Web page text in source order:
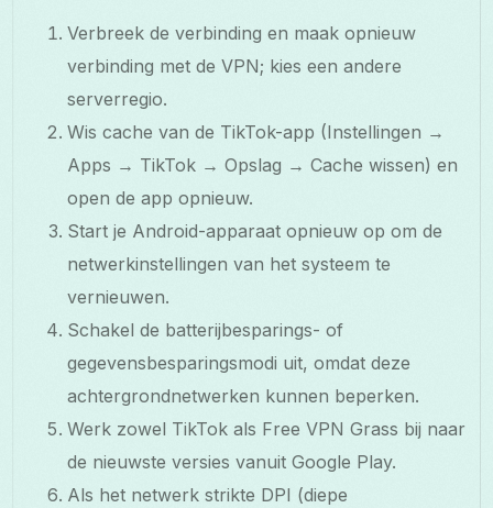
Verbreek de verbinding en maak opnieuw
verbinding met de VPN; kies een andere
serverregio.
Wis cache van de TikTok-app (Instellingen →
Apps → TikTok → Opslag → Cache wissen) en
open de app opnieuw.
Start je Android-apparaat opnieuw op om de
netwerkinstellingen van het systeem te
vernieuwen.
Schakel de batterijbesparings- of
gegevensbesparingsmodi uit, omdat deze
achtergrondnetwerken kunnen beperken.
Werk zowel TikTok als Free VPN Grass bij naar
de nieuwste versies vanuit Google Play.
Als het netwerk strikte DPI (diepe